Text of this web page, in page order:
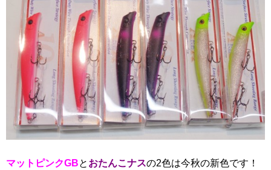
マットピンクGBと おたんこナスの2色は今秋の新色です！